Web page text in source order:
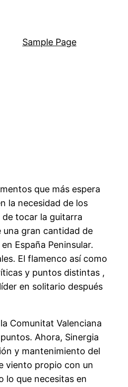
Sample Page
que más espera
la necesidad de los
tocar la guitarra
una gran cantidad de
España Peninsular.
El flamenco así como
y puntos distintas ,
en solitario después
Comunitat Valenciana
Ahora, Sinergia
y mantenimiento del
viento propio con un
lo que necesitas en